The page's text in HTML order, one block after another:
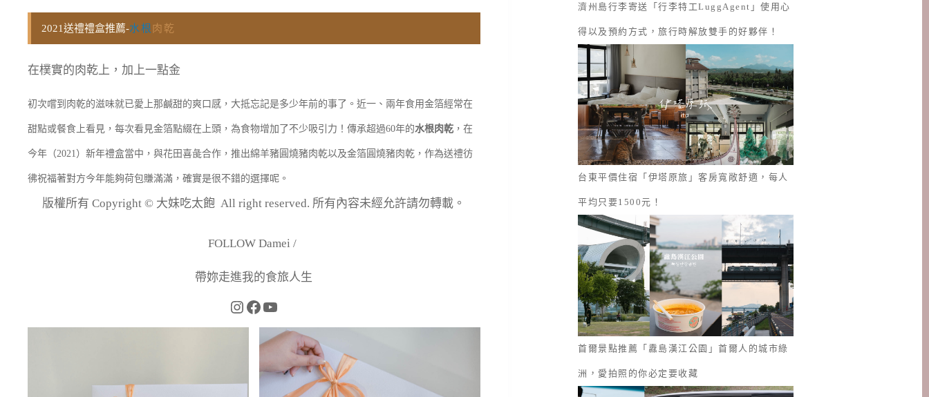
2021送禮禮盒推薦-水根 肉乾
在樸實的肉乾上，加上一點金
初次嚐到肉乾的滋味就已愛上那鹹甜的爽口感，大抵忘記是多少年前的事了。近一、兩年食用金箔經常在
甜點或餐食上看見，每次看見金箔點綴在上頭，為食物增加了不少吸引力！傳承超過60年的水根肉乾 ，在
今年（2021）新年禮盒當中，與花田喜彘合作，推出綿羊豬圓燒豬肉乾以及金箔圓燒豬肉乾，作為送禮彷
彿祝福著對方今年能夠荷包賺滿滿，確實是很不錯的選擇呢。
版權所有 Copyright © 大妹吃太飽 All right reserved. 所有內容未經允許請勿轉載。
FOLLOW Damei /
帶妳走進我的食旅人生
濟州島行李寄送「行李特工LuggAgent」使用心
得以及預約方式，旅行時解放雙手的好夥伴！
台東平價住宿「伊塔原旅」客房寬敞舒適，每人
平均只要1500元！
首爾景點推薦「纛島漢江公園」首爾人的城市綠
洲，愛拍照的你必定要收藏